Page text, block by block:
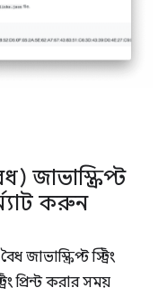
জাভাস্ক্রিপ্ট
করুন
জাভাস্ক্রিপ্ট স্ট্রিং
প্রিন্ট করার সময়